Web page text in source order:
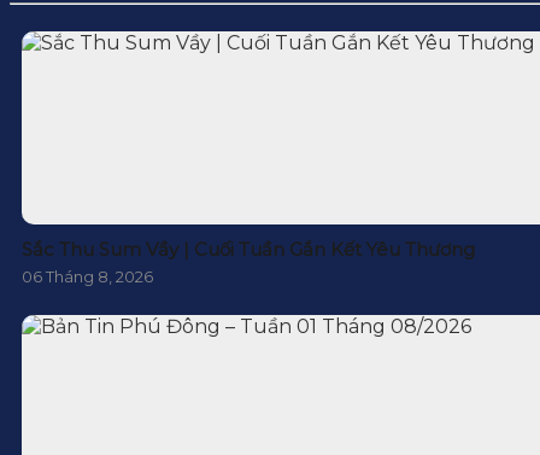
Sắc Thu Sum Vầy | Cuối Tuần Gắn Kết Yêu Thương
06 Tháng 8, 2026